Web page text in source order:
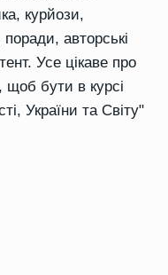
курйози,
поради, авторські
Усе цікаве про
бути в курсі
України та Світу"